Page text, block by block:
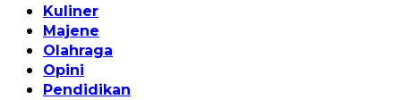
Kuliner
Majene
Olahraga
Opini
Pendidikan